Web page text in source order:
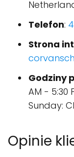
Telefon:
Strona
Godziny
AM - 5:30
Sunday:
Opinie